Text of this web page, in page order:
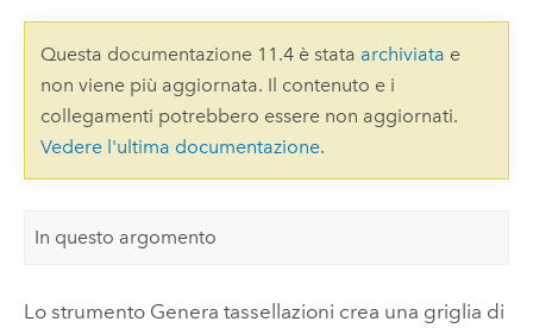
Questa documentazione 11.4 è stata archiviata e
non viene più aggiornata. Il contenuto e i
collegamenti potrebbero essere non aggiornati.
Vedere l'ultima documentazione.
In questo argomento
Lo strumento Genera tassellazioni crea una griglia di